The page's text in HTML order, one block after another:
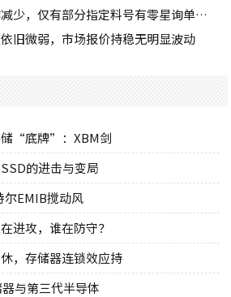
【香港】买家问价动作减少，仅有部分指定料号有零星询单动作
依旧微弱，市场报价持稳无明显波动
储“底牌”：XBM剑
的进击与变局
尔EMIB搅动风
进攻，谁在防守？
，存储器连锁效应持
与第三代半导体